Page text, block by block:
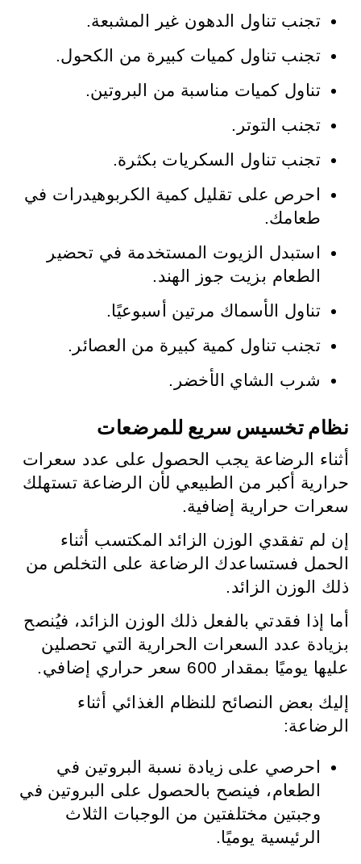
تجنب تناول الدهون غير المشبعة.
تجنب تناول كميات كبيرة من الكحول.
تناول كميات مناسبة من البروتين.
تجنب التوتر.
تجنب تناول السكريات بكثرة.
احرص على تقليل كمية الكربوهيدرات في
طعامك.
استبدل الزيوت المستخدمة في تحضير
الطعام بزيت جوز الهند.
تناول الأسماك مرتين أسبوعيًا.
تجنب تناول كمية كبيرة من العصائر.
شرب الشاي الأخضر.
نظام تخسيس سريع للمرضعات
أثناء الرضاعة يجب الحصول على عدد سعرات
حرارية أكبر من الطبيعي لأن الرضاعة تستهلك
سعرات حرارية إضافية.
إن لم تفقدي الوزن الزائد المكتسب أثناء
الحمل فستساعدك الرضاعة على التخلص من
ذلك الوزن الزائد.
أما إذا فقدتي بالفعل ذلك الوزن الزائد، فيُنصح
بزيادة عدد السعرات الحرارية التي تحصلين
عليها يوميًا بمقدار 600 سعر حراري إضافي.
إليك بعض النصائح للنظام الغذائي أثناء
الرضاعة:
احرصي على زيادة نسبة البروتين في
الطعام، فينصح بالحصول على البروتين في
وجبتين مختلفتين من الوجبات الثلاث
الرئيسية يوميًا.